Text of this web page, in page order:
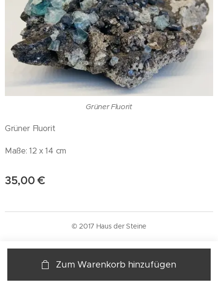
Grüner Fluorit
Grüner Fluorit
Maße: 12 x 14 cm
35,00 €
Zum Warenkorb hinzufügen
© 2017 Haus der Steine